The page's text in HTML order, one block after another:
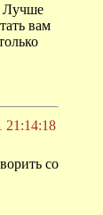
Лучше
вам
21:14:18
со